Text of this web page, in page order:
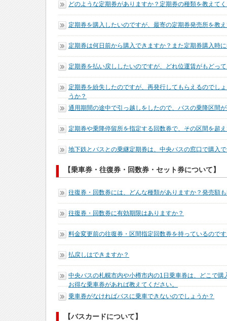
どのような定期券がありますか？定期券の種類を教えて
定期券を購入したいのですが、最寄の定期券発売所を教
定期券は何日前から購入できますか？また定期券購入時
定期券を払い戻ししたいのですが、どれ位運賃がもどっ
定期券を紛失したのですが、再発行してもらえるのでし
うか？
通用期間の途中で引っ越しをしたので、バスの乗降区間
定期券や乗降停留所を指定する回数券で、その区間を超
地下鉄とバスとの乗継定期券は、中央バスの窓口で購入
【乗車券・往復券・回数券・セット券について】
往復券・回数券には、どんな種類がありますか？発売額
往復券・回数券に有効期限はありますか？
料金変更前の往復券・区間指定回数券を持っているので
払戻しはできますか？
中央バスの札幌市内や小樽市内の1日乗車券は、どこで
お得な乗車券があれば教えてください。
乗車券がなければバスに乗車できないのでしょうか？
【バスカードについて】